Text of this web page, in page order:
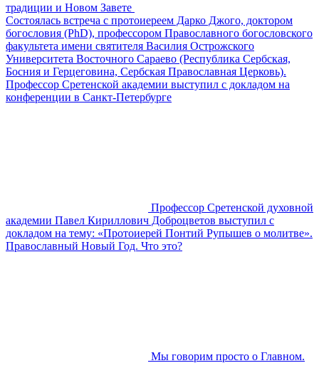
традиции и Новом Завете
Состоялась встреча с протоиереем Дарко Джого, доктором
богословия (PhD), профессором Православного богословского
факультета имени святителя Василия Острожского
Университета Восточного Сараево (Республика Сербская,
Босния и Герцеговина, Сербская Православная Церковь).
Профессор Сретенской академии выступил с докладом на
конференции в Санкт-Петербурге
Профессор Сретенской духовной
академии Павел Кириллович Доброцветов выступил с
докладом на тему: «Протоиерей Понтий Рупышев о молитве».
Православный Новый Год. Что это?
Мы говорим просто о Главном.